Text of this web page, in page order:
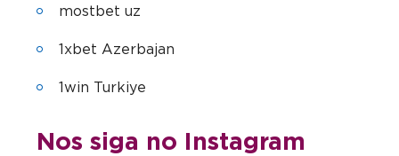
mostbet uz
1xbet Azerbajan
1win Turkiye
Nos siga no Instagram